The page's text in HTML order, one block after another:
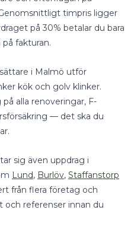
timpris ligger
på 30% betalar du bara
fakturan.
i Malmö utför
kök och golv klinker.
alla renoveringar, F-
— det ska du
sig även uppdrag i
Lund, Burlöv, Staffanstorp
från flera företag och
och referenser innan du